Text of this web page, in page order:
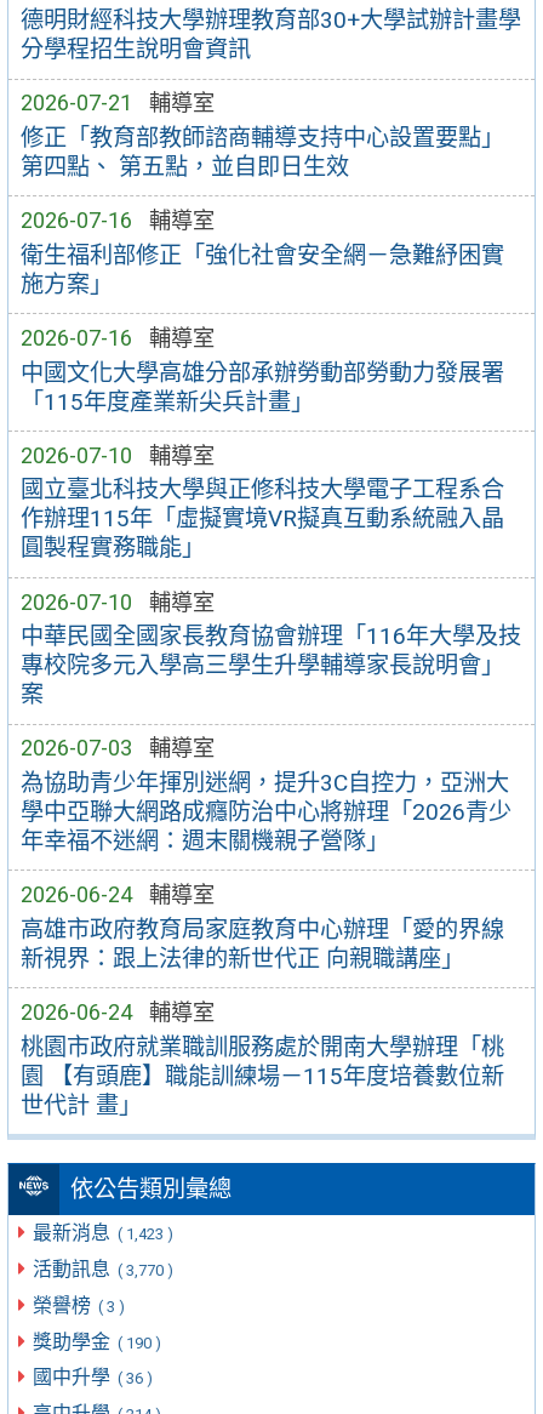
德明財經科技大學辦理教育部30+大學試辦計畫學
分學程招生說明會資訊
2026-07-21 輔導室
修正「教育部教師諮商輔導支持中心設置要點」
第四點、 第五點，並自即日生效
2026-07-16 輔導室
衛生福利部修正「強化社會安全網－急難紓困實
施方案」
2026-07-16 輔導室
中國文化大學高雄分部承辦勞動部勞動力發展署
「115年度產業新尖兵計畫」
2026-07-10 輔導室
國立臺北科技大學與正修科技大學電子工程系合
作辦理115年「虛擬實境VR擬真互動系統融入晶
圓製程實務職能」
2026-07-10 輔導室
中華民國全國家長教育協會辦理「116年大學及技
專校院多元入學高三學生升學輔導家長說明會」
案
2026-07-03 輔導室
為協助青少年揮別迷網，提升3C自控力，亞洲大
學中亞聯大網路成癮防治中心將辦理「2026青少
年幸福不迷網：週末關機親子營隊」
2026-06-24 輔導室
高雄市政府教育局家庭教育中心辦理「愛的界線
新視界：跟上法律的新世代正 向親職講座」
2026-06-24 輔導室
桃園市政府就業職訓服務處於開南大學辦理「桃
園 【有頭鹿】職能訓練場－115年度培養數位新
世代計 畫」
依公告類別彙總
最新消息 ( 1,423 )
活動訊息 ( 3,770 )
榮譽榜 ( 3 )
獎助學金 ( 190 )
國中升學 ( 36 )